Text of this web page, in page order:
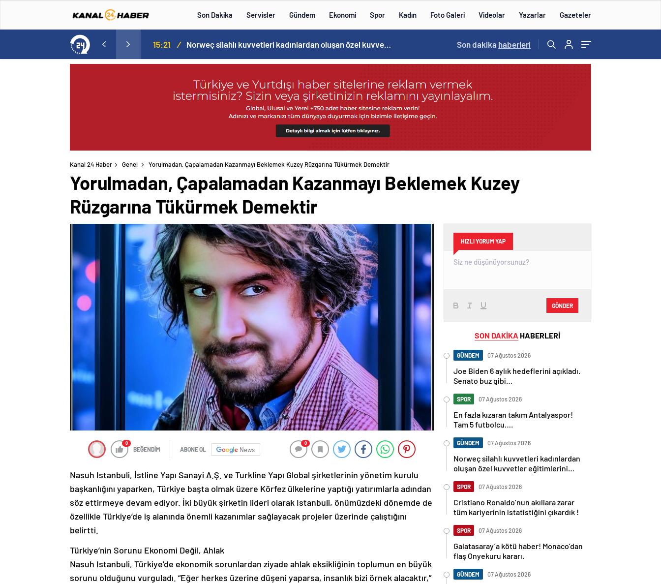
Son Dakika Servisler Gündem Ekonomi Spor Kadın Foto Galeri Videolar Yazarlar Gazeteler
Tam 5 futbolcu…. 15:21 / Norweç silahlı kuvvetleri kadınlardan oluşan özel kuvvetler eğitimlerini başlattı. 15:20 /
Son dakika haberleri
Kanal 24 Haber Genel Yorulmadan, Çapalamadan Kazanmayı Beklemek Kuzey Rüzgarına Tükürmek Demektir
Yorulmadan, Çapalamadan Kazanmayı Beklemek Kuzey
Rüzgarına Tükürmek Demektir
0
BEĞENDİM ABONE OL News
0
Nasuh Istanbuli, İstline Yapı Sanayi A.Ş. ve Turkline Yapı Global şirketlerinin yönetim kurulu
başkanlığını yaparken, Türkiye başta olmak üzere Körfez ülkelerine yaptığı yatırımlarla adından
söz ettirmeye devam ediyor. İki büyük şirketin lideri olarak Istanbuli, önümüzdeki dönemde de
özellikle Türkiye’de iş alanında önemli kazanımlar sağlayacak projeler üzerinde çalıştığını
belirtti.
Türkiye’nin Sorunu Ekonomi Değil, Ahlak
Nasuh Istanbuli, Türkiye’de ekonomik sorunlardan ziyade ahlak eksikliğinin toplumun en büyük
sorunu olduğunu vurguladı. “Eğer herkes üzerine düşeni yaparsa, insanlık bizi örnek alacaktır,”
HIZLI YORUM YAP
GÖNDER
SON DAKİKA HABERLERİ
GÜNDEM 07 Ağustos 2026
Joe Biden 6 aylık hedeflerini açıkladı.
Senato buz gibi…
SPOR 07 Ağustos 2026
En fazla kızaran takım Antalyaspor!
Tam 5 futbolcu….
GÜNDEM 07 Ağustos 2026
Norweç silahlı kuvvetleri kadınlardan
oluşan özel kuvvetler eğitimlerini
SPOR 07 Ağustos 2026
Cristiano Ronaldo’nun akıllara zarar
tüm kariyerinin istatistiğini çıkardık !
SPOR 07 Ağustos 2026
Galatasaray’a kötü haber! Monaco’dan
flaş Onyekuru kararı.
GÜNDEM 07 Ağustos 2026